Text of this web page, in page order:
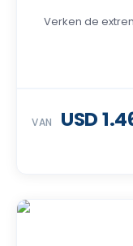
Verken de
VAN USD